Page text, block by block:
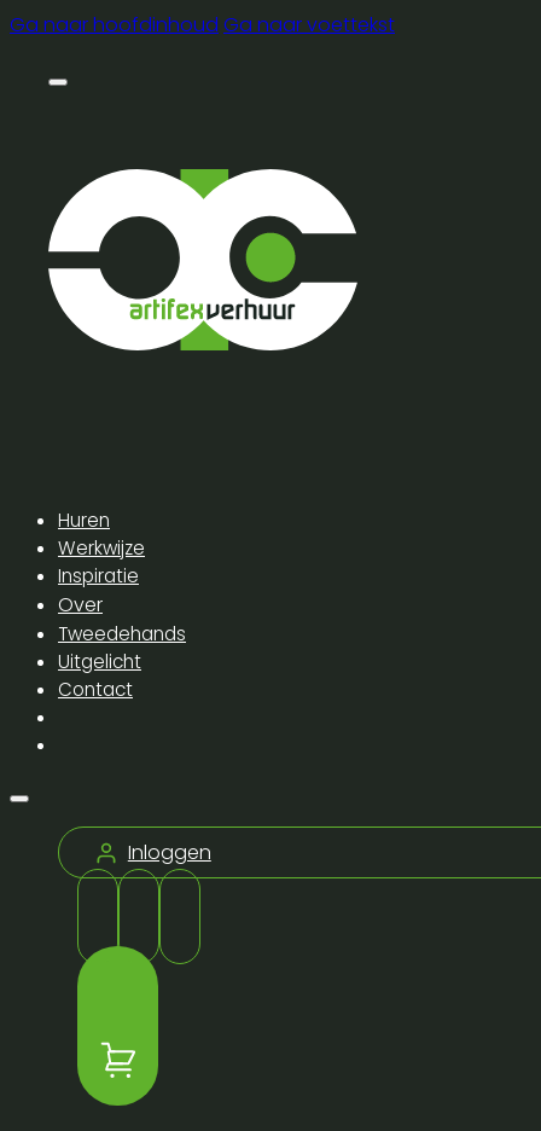
Ga naar hoofdinhoud Ga naar voettekst
Huren
Werkwijze
Inspiratie
Over
Tweedehands
Uitgelicht
Contact
Inloggen